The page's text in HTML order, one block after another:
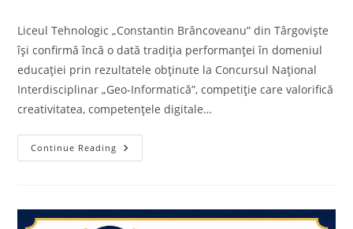
Liceul Tehnologic „Constantin Brâncoveanu” din Târgoviște
își confirmă încă o dată tradiția performanței în domeniul
educației prin rezultatele obținute la Concursul Național
Interdisciplinar „Geo-Informatică”, competiție care valorifică
creativitatea, competențele digitale…
Continue Reading Noi
Performanțe
Liceului
Tehnologic